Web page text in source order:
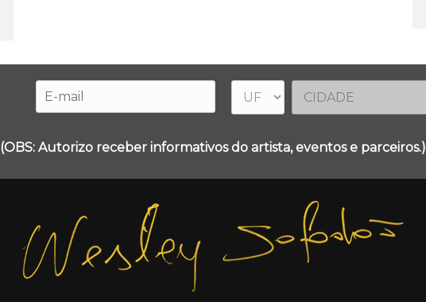
(OBS: Autorizo receber informativos do artista, eventos e parceiros.)